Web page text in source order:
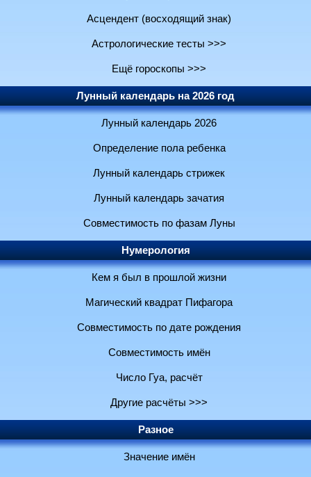
Асцендент (восходящий знак)
Астрологические тесты >>>
Ещё гороскопы >>>
Лунный календарь на 2026 год
Лунный календарь 2026
Определение пола ребенка
Лунный календарь стрижек
Лунный календарь зачатия
Совместимость по фазам Луны
Нумерология
Кем я был в прошлой жизни
Магический квадрат Пифагора
Совместимость по дате рождения
Совместимость имён
Число Гуа, расчёт
Другие расчёты >>>
Разное
Значение имён